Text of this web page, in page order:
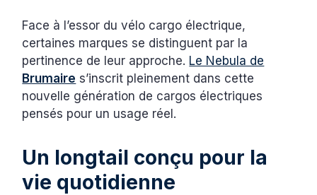
Face à l’essor du vélo cargo électrique,
certaines marques se distinguent par la
pertinence de leur approche. Le Nebula de
Brumaire s’inscrit pleinement dans cette
nouvelle génération de cargos électriques
pensés pour un usage réel.
Un longtail conçu pour la
vie quotidienne